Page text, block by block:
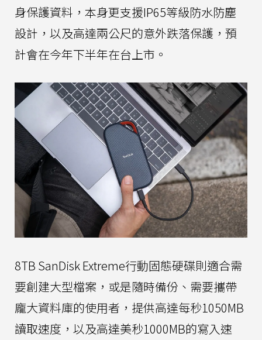
身保護資料，本身更支援IP65等級防水防塵
設計，以及高達兩公尺的意外跌落保護，預
計會在今年下半年在台上市。
8TB SanDisk Extreme行動固態硬碟則適合需
要創建大型檔案，或是隨時備份、需要攜帶
龐大資料庫的使用者，提供高達每秒1050MB
讀取速度，以及高達美秒1000MB的寫入速